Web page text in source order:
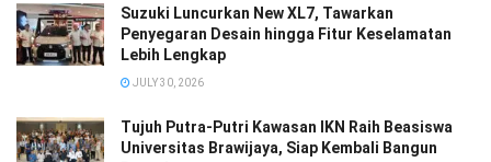
Suzuki Luncurkan New XL7, Tawarkan
Penyegaran Desain hingga Fitur Keselamatan
Lebih Lengkap
JULY 30, 2026
Tujuh Putra-Putri Kawasan IKN Raih Beasiswa
Universitas Brawijaya, Siap Kembali Bangun